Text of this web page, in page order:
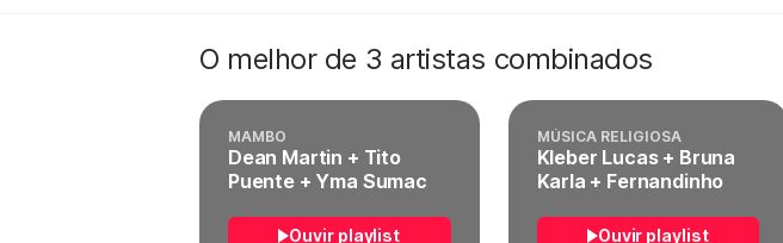
O melhor de 3 artistas combinados
MAMBO
Dean Martin + Tito
Puente + Yma Sumac
Ouvir playlist
MÚSICA RELIGIOSA
Kleber Lucas + Bruna
Karla + Fernandinho
Ouvir playlist